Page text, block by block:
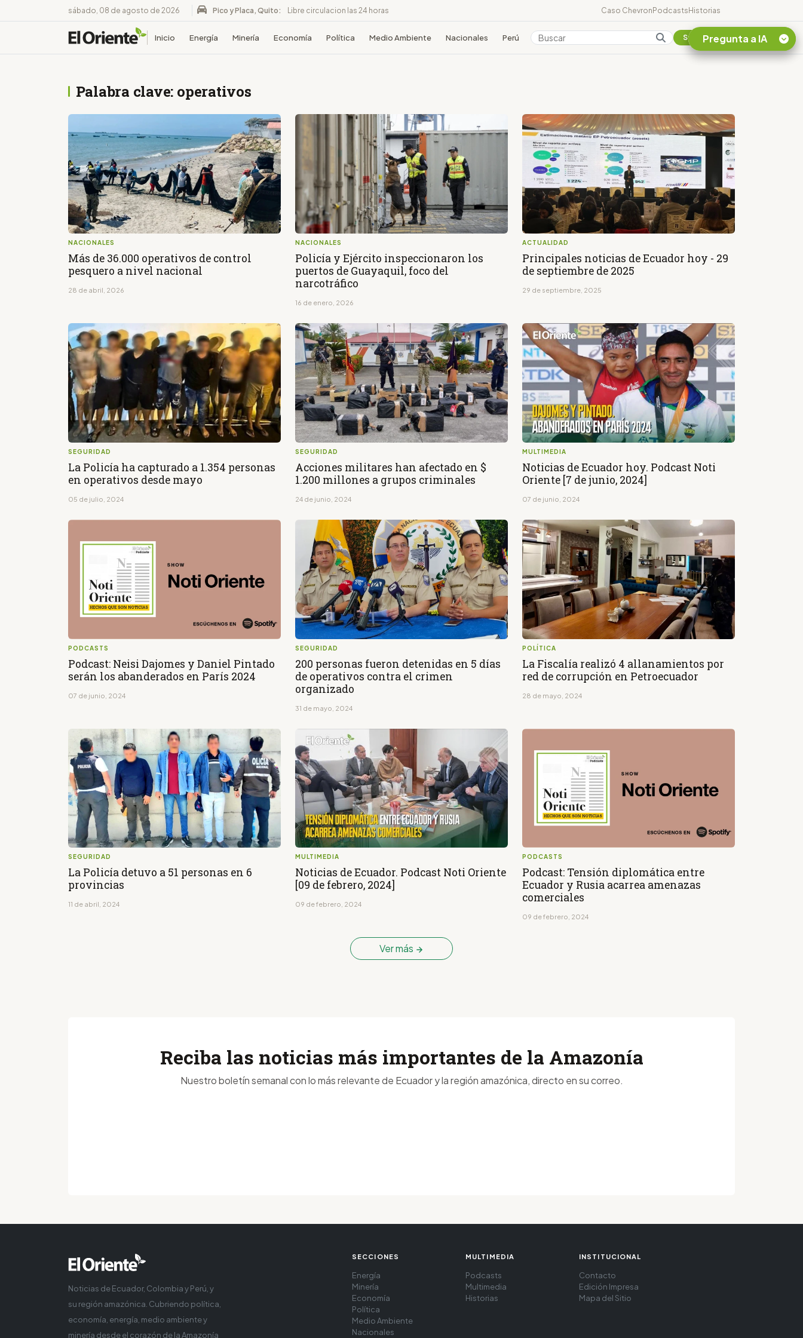
sábado, 08 de agosto de 2026 Pico y Placa, Quito: Libre circulacion las 24 horas Caso ChevronPodcastsHistorias
Inicio Energía Minería Economía Política Medio Ambiente Nacionales Perú Colombia Suscribirse
Palabra clave: operativos
NACIONALES
Más de 36.000 operativos de control
pesquero a nivel nacional
28 de abril, 2026
NACIONALES
Policía y Ejército inspeccionaron los
puertos de Guayaquil, foco del
narcotráfico
16 de enero, 2026
ACTUALIDAD
Principales noticias de Ecuador hoy - 29
de septiembre de 2025
29 de septiembre, 2025
SEGURIDAD
La Policía ha capturado a 1.354 personas
en operativos desde mayo
05 de julio, 2024
SEGURIDAD
Acciones militares han afectado en $
1.200 millones a grupos criminales
24 de junio, 2024
MULTIMEDIA
Noticias de Ecuador hoy. Podcast Noti
Oriente [7 de junio, 2024]
07 de junio, 2024
PODCASTS
Podcast: Neisi Dajomes y Daniel Pintado
serán los abanderados en París 2024
07 de junio, 2024
SEGURIDAD
200 personas fueron detenidas en 5 días
de operativos contra el crimen
organizado
31 de mayo, 2024
POLÍTICA
La Fiscalía realizó 4 allanamientos por
red de corrupción en Petroecuador
28 de mayo, 2024
SEGURIDAD
La Policía detuvo a 51 personas en 6
provincias
11 de abril, 2024
MULTIMEDIA
Noticias de Ecuador. Podcast Noti Oriente
[09 de febrero, 2024]
09 de febrero, 2024
PODCASTS
Podcast: Tensión diplomática entre
Ecuador y Rusia acarrea amenazas
comerciales
09 de febrero, 2024
Ver más
Pregunta a IA
Listar destinos
turísticos de la
Amazonia Ecuatoriana
¿En que consiste la
tasa minera que rige en
Ecuador?
Reciba las noticias más importantes de la Amazonía
Nuestro boletín semanal con lo más relevante de Ecuador y la región amazónica, directo en su correo.
Noticias de Ecuador, Colombia y Perú, y
su región amazónica. Cubriendo política,
economía, energía, medio ambiente y
minería desde el corazón de la Amazonía
SECCIONES
Energía
Minería
Economía
Política
Medio Ambiente
Nacionales
MULTIMEDIA
Podcasts
Multimedia
Historias
INSTITUCIONAL
Contacto
Edición Impresa
Mapa del Sitio